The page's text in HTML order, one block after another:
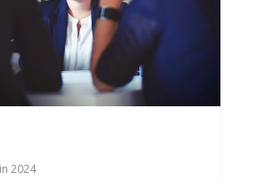
2024
La commission jeunes
chercheurs
Les membres du
Mon espace adhérent
Aide
Mentions légales